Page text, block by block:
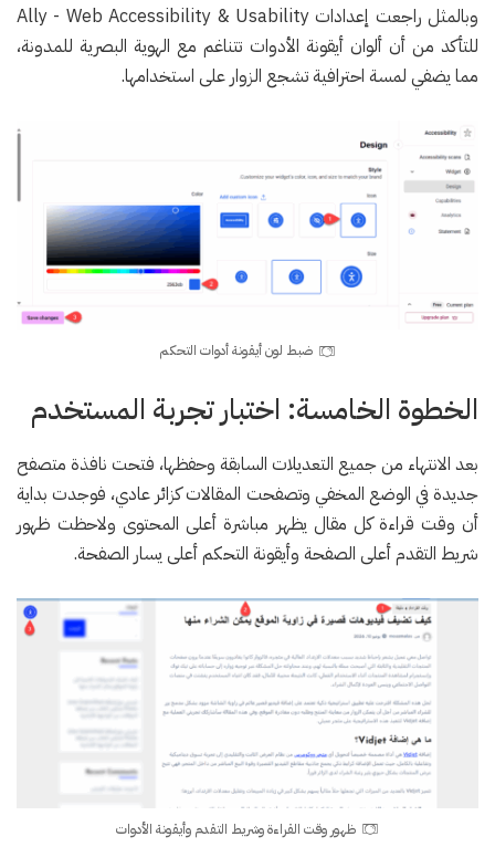
وبالمثل راجعت إعدادات Ally - Web Accessibility & Usability
للتأكد من أن ألوان أيقونة الأدوات تتناغم مع الهوية البصرية للمدونة،
مما يضفي لمسة احترافية تشجع الزوار على استخدامها.
ضبط لون أيقونة أدوات التحكم
الخطوة الخامسة: اختبار تجربة المستخدم
بعد الانتهاء من جميع التعديلات السابقة وحفظها، فتحت نافذة متصفح
جديدة في الوضع المخفي وتصفحت المقالات كزائر عادي، فوجدت بداية
أن وقت قراءة كل مقال يظهر مباشرة أعلى المحتوى ولاحظت ظهور
شريط التقدم أعلى الصفحة وأيقونة التحكم أعلى يسار الصفحة.
ظهور وقت القراءة وشريط التقدم وأيقونة الأدوات